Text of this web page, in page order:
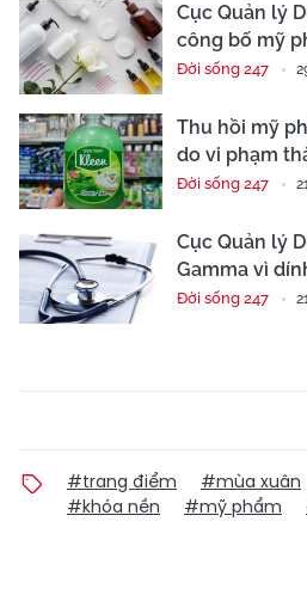
Cục Quản lý
công bố mỹ
Đời sống 247
Thu hồi mỹ
do vi phạm
Đời sống 247
Cục Quản lý
Gamma vì
Đời sống 247
#trang điểm #mùa xuân
#khóa nền
#mỹ phẩm